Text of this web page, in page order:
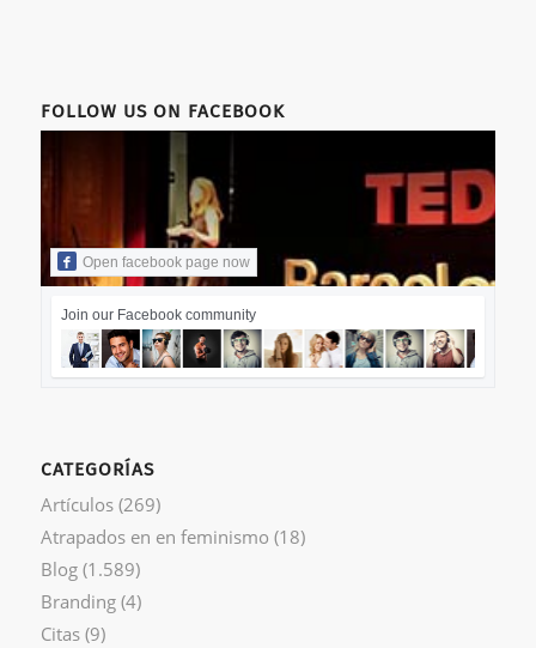
FOLLOW US ON FACEBOOK
Open facebook page now
Join our Facebook community
CATEGORÍAS
Artículos(269)
Atrapados en en feminismo (18)
Blog(1.589)
Branding(4)
Citas(9)